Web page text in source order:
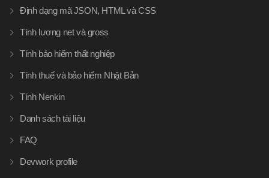
Định dạng mã JSON, HTML và CSS
Tính lương net và gross
Tính bảo hiểm thất nghiệp
Tính thuế và bảo hiểm Nhật Bản
Tính Nenkin
Danh sách tài liệu
FAQ
Devwork profile